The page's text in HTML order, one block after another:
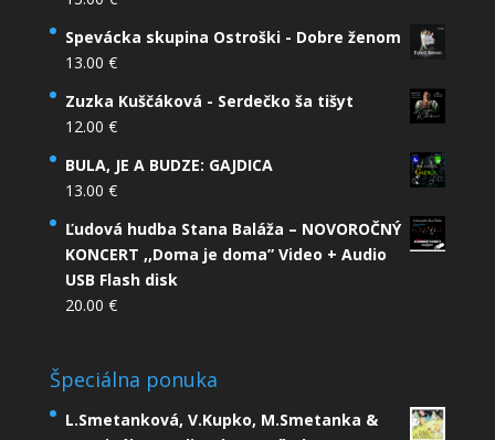
Spevácka skupina Ostroški - Dobre ženom
13.00 €
Zuzka Kuščáková - Serdečko ša tišyt
12.00 €
BULA, JE A BUDZE: GAJDICA
13.00 €
Ľudová hudba Stana Baláža – NOVOROČNÝ
KONCERT ,,Doma je doma” Video + Audio
USB Flash disk
20.00 €
Špeciálna ponuka
L.Smetanková, V.Kupko, M.Smetanka &